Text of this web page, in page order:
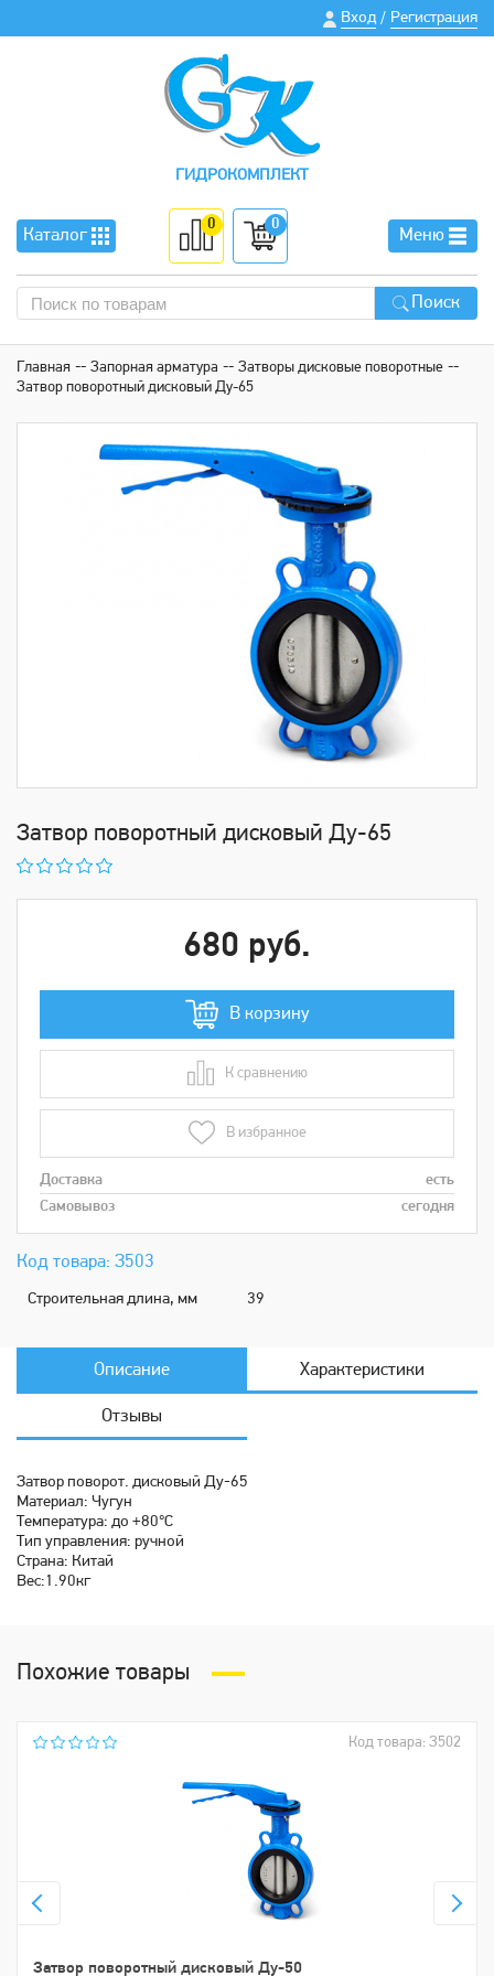
Вход / Регистрация
ГИДРОКОМПЛЕКТ
Каталог
0 0
Меню
Поиск
Главная Запорная арматура
Затворы дисковые поворотные
Затвор поворотный дисковый Ду-65
Затвор поворотный дисковый Ду-65
Код товара: З503
Строительная длина, мм 39
680 руб.
В корзину
К сравнению
В сравнении
В избранное
Доставка
есть
Самовывоз
сегодня
Описание Характеристики
Отзывы
Затвор поворот. дисковый Ду-65
Материал: Чугун
Температура: до +80℃
Тип управления: ручной
Страна: Китай
Вес:1.90кг
Похожие товары
Код товара: З502
Затвор поворотный дисковый Ду-50